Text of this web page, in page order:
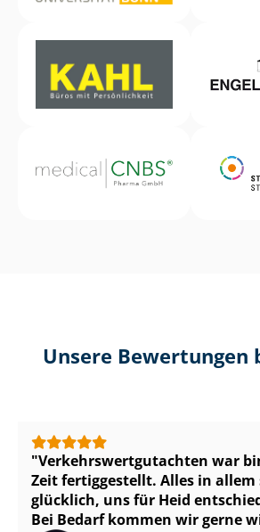
Unsere Bewertungen
Ver­kehrs­wert­gut­ach­ten war
Zeit fertiggestellt. Alles in
glücklich, uns für Heid
Bei Bedarf kommen wir gerne